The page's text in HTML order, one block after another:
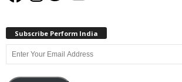
Subscribe Perform India
Enter
Your
Email